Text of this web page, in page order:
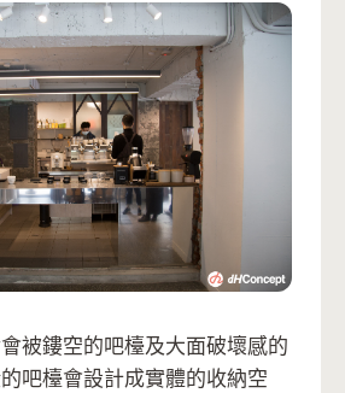
被鏤空的吧檯及大面破壞感的
吧檯會設計成實體的收納空